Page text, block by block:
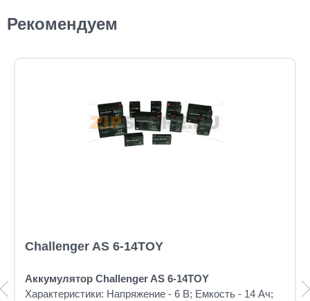
Рекомендуем
Challenger AS 6-14TOY
Аккумулятор Challenger AS 6-14TOY
Характеристики: Напряжение - 6 В; Емкость - 14 Ач;